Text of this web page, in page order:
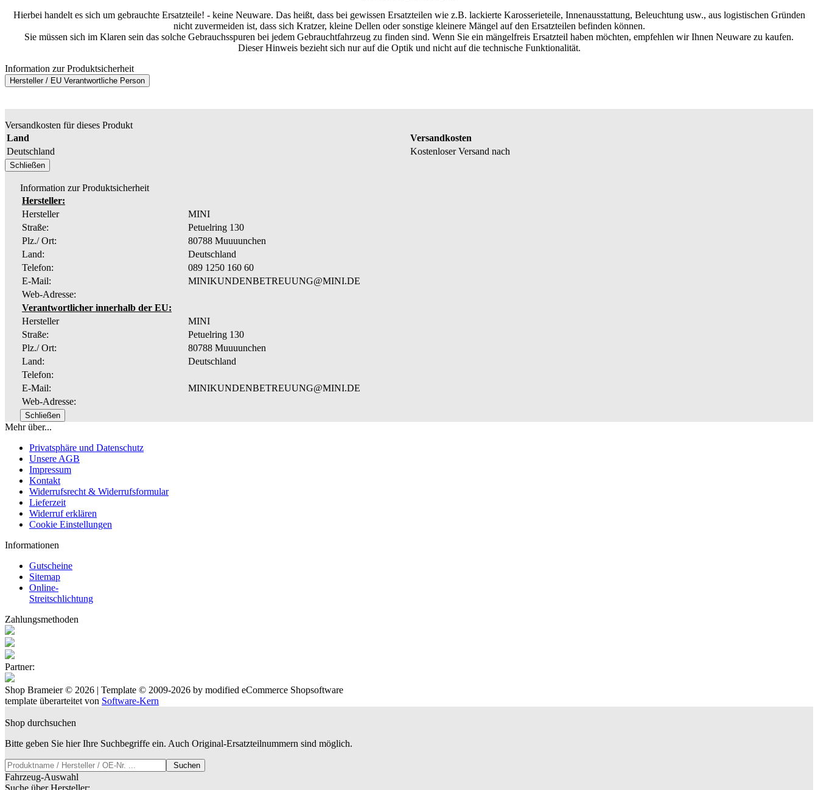
Hierbei handelt es sich um gebrauchte Ersatzteile! - keine Neuware. Das heißt, dass bei gewissen Ersatzteilen wie z.B. lackierte Karosserieteile, Innenausstattung, Beleuchtung usw., aus logistischen Gründen
nicht zuvermeiden ist, dass sich Kratzer, kleine Dellen oder sonstige kleinere Mängel auf den Ersatzteilen befinden können.
Sie müssen sich im Klaren sein das solche Gebrauchsspuren bei jedem Gebrauchtfahrzeug zu finden sind. Wenn Sie ein mängelfreis Ersatzteil haben möchten, empfehlen wir Ihnen Neuware zu kaufen.
Dieser Hinweis bezieht sich nur auf die Optik und nicht auf die technische Funktionalität.
Information zur Produktsicherheit
Hersteller / EU Verantwortliche Person
Versandkosten für dieses Produkt
Land
Versandkosten
Deutschland
Kostenloser Versand nach
Schließen
Information zur Produktsicherheit
Hersteller:
Hersteller
MINI
Straße:
Petuelring 130
Plz./ Ort:
80788 Muuuunchen
Land:
Deutschland
Telefon:
089 1250 160 60
E-Mail:
MINIKUNDENBETREUUNG@MINI.DE
Web-Adresse:
Verantwortlicher innerhalb der EU:
Hersteller
MINI
Straße:
Petuelring 130
Plz./ Ort:
80788 Muuuunchen
Land:
Deutschland
Telefon:
E-Mail:
MINIKUNDENBETREUUNG@MINI.DE
Web-Adresse:
Schließen
Mehr über...
Privatsphäre und Datenschutz
Unsere AGB
Impressum
Kontakt
Widerrufsrecht & Widerrufsformular
Lieferzeit
Widerruf erklären
Cookie Einstellungen
Informationen
Gutscheine
Sitemap
Online-
Streitschlichtung
Zahlungsmethoden
Partner:
Shop Brameier © 2026 | Template © 2009-2026 by modified eCommerce Shopsoftware
template überarteitet von Software-Kern
Shop durchsuchen
Bitte geben Sie hier Ihre Suchbegriffe ein. Auch Original-Ersatzteilnummern sind möglich.
Suchen
Fahrzeug-Auswahl
Suche über Hersteller: